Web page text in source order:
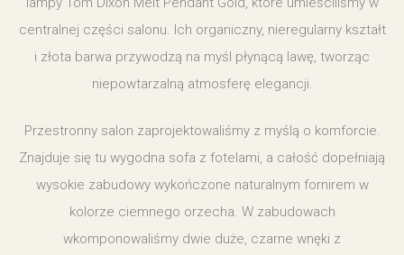
centralnej części salonu. Ich organiczny, nieregularny kształt
i złota barwa przywodzą na myśl płynącą lawę, tworząc
niepowtarzalną atmosferę elegancji.
Przestronny salon zaprojektowaliśmy z myślą o komforcie.
Znajduje się tu wygodna sofa z fotelami, a całość dopełniają
wysokie zabudowy wykończone naturalnym fornirem w
kolorze ciemnego orzecha. W zabudowach
wkomponowaliśmy dwie duże, czarne wnęki z